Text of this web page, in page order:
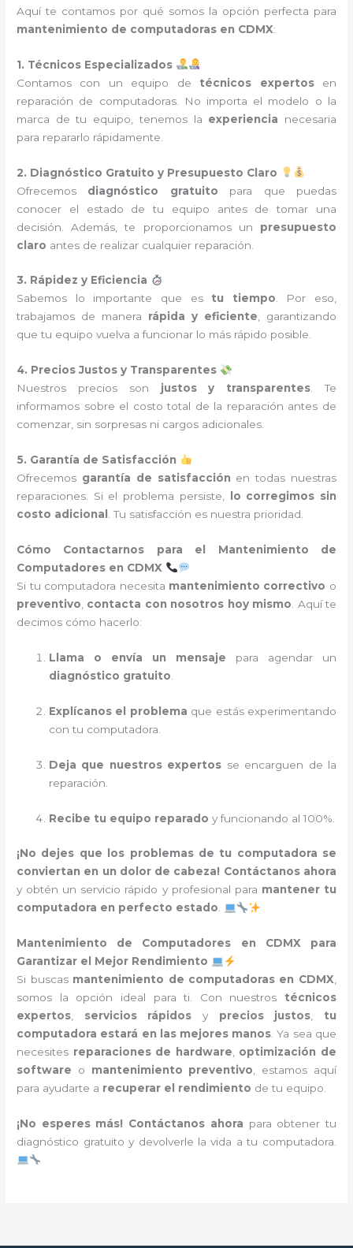
Aquí te contamos por qué somos la opción perfecta para
mantenimiento de computadoras en CDMX:
1. Técnicos Especializados
Contamos con un equipo de técnicos expertosen
reparación de computadoras. No importa el modelo o la
marca de tu equipo, tenemos la experiencia necesaria
para repararlo rápidamente.
2. Diagnóstico Gratuito y Presupuesto Claro
Ofrecemos diagnóstico gratuito para que puedas
conocer el estado de tu equipo antes de tomar una
decisión. Además, te proporcionamos un presupuesto
claro antes de realizar cualquier reparación.
3. Rápidez y Eficiencia
Sabemos lo importante que es tu tiempo. Por eso,
trabajamos de manera rápida y eficiente, garantizando
que tu equipo vuelva a funcionar lo más rápido posible.
4. Precios Justos y Transparentes
Nuestros precios son justos y transparentes. Te
informamos sobre el costo total de la reparación antes de
comenzar, sin sorpresas ni cargos adicionales.
5. Garantía de Satisfacción
Ofrecemos garantía de satisfacción en todas nuestras
reparaciones. Si el problema persiste,
lo corregimos sin
costo adicional
. Tu satisfacción es nuestra prioridad.
Cómo Contactarnos para el Mantenimiento de
Computadores en CDMX
Si tu computadora necesita mantenimiento correctivo o
preventivo contacta con nosotros hoy mismo . Aquí te
decimos cómo hacerlo:
Llama o envía un mensaje para agendar un
diagnóstico gratuito
Explícanos el problema que estás experimentando
con tu computadora.
Deja que nuestros expertos se encarguen de la
reparación.
Recibe tu equipo reparado y funcionando al 100%.
¡No dejes que los problemas de tu computadora se
conviertan en un dolor de cabeza! Contáctanos ahora
y obtén un servicio rápido y profesional para mantener tu
computadora en perfecto estado.
Mantenimiento de Computadores en CDMX para
Garantizar el Mejor Rendimiento
Si buscas mantenimiento de computadoras en CDMX,
somos la opción ideal para ti. Con nuestros técnicos
expertos, servicios rápidos y precios justos, tu
computadora estará en las mejores manos. Ya sea que
necesites reparaciones de hardware, optimización de
software o mantenimiento preventivo, estamos aquí
para ayudarte a recuperar el rendimiento de tu equipo.
¡No esperes más! Contáctanos ahora para obtener tu
diagnóstico gratuito y devolverle la vida a tu computadora.